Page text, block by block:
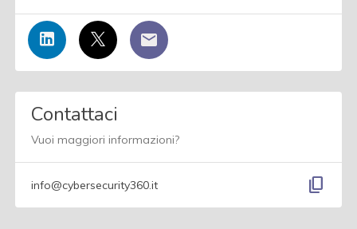
Contattaci
Vuoi maggiori informazioni?
info@cybersecurity360.it content_copy